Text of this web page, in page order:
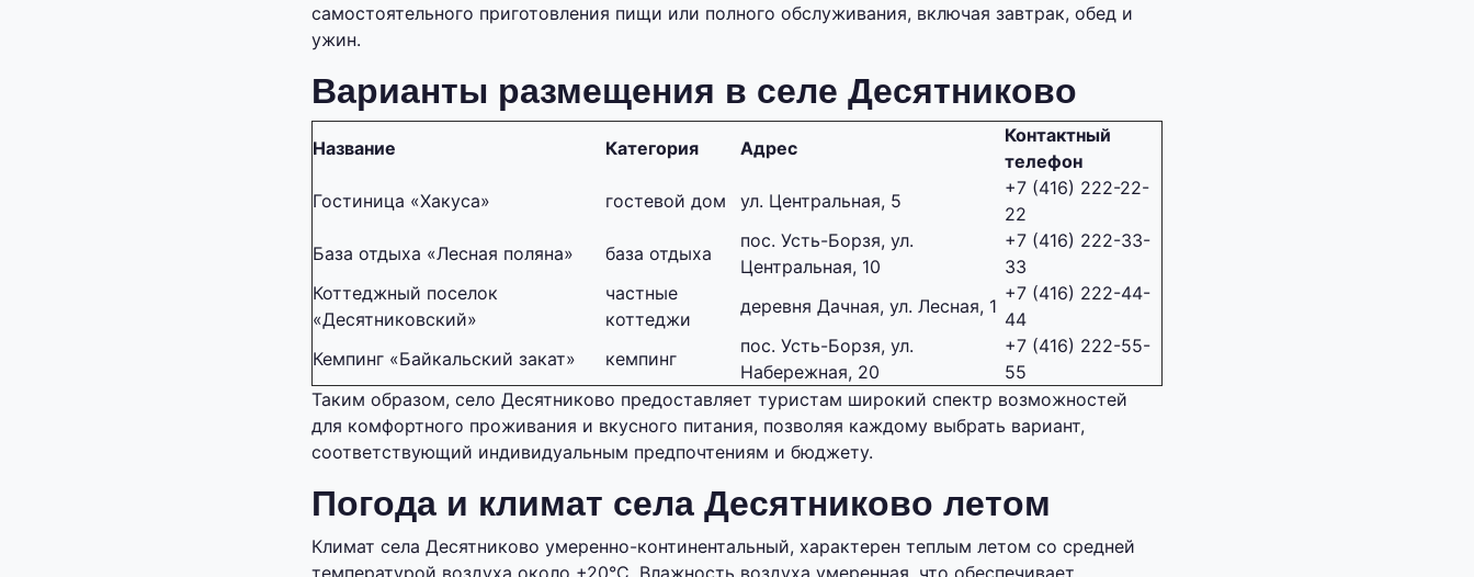
самостоятельного приготовления пищи или полного обслуживания, включая завтрак, обед и
ужин.
Варианты размещения в селе Десятниково
Название Категория Адрес
Контактный
телефон
Гостиница «Хакуса»
гостевой дом ул. Центральная, 5
+7 (416) 222-22-
22
База отдыха «Лесная поляна»
база отдыха
пос. Усть-Борзя, ул.
Центральная, 10
+7 (416) 222-33-
33
Коттеджный поселок
«Десятниковский»
частные
коттеджи
деревня Дачная, ул. Лесная, 1
+7 (416) 222-44-
44
Кемпинг «Байкальский закат»
кемпинг
пос. Усть-Борзя, ул.
Набережная, 20
+7 (416) 222-55-
55
Таким образом, село Десятниково предоставляет туристам широкий спектр возможностей
для комфортного проживания и вкусного питания, позволяя каждому выбрать вариант,
соответствующий индивидуальным предпочтениям и бюджету.
Погода и климат села Десятниково летом
Климат села Десятниково умеренно-континентальный, характерен теплым летом со средней